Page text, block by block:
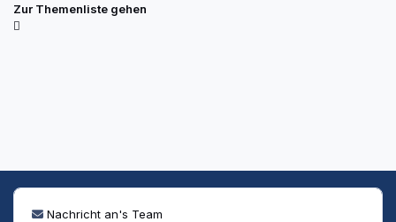
Zur Themenliste gehen
Nachricht an's Team